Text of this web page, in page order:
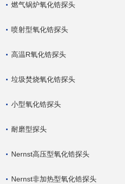
燃气锅炉氧化锆探头
喷射型氧化锆探头
高温R氧化锆探头
垃圾焚烧氧化锆探头
小型氧化锆探头
耐磨型探头
Nernst高压型氧化锆探头
Nernst非加热型氧化锆探头